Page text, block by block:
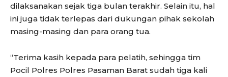
dilaksanakan sejak tiga bulan terakhir. Selain itu, hal
ini juga tidak terlepas dari dukungan pihak sekolah
masing-masing dan para orang tua.
“Terima kasih kepada para pelatih, sehingga tim
Pocil Polres Polres Pasaman Barat sudah tiga kali